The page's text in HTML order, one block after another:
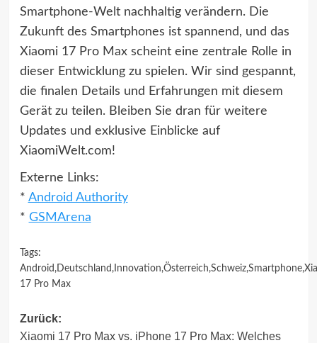
Smartphone-Welt nachhaltig verändern. Die
Zukunft des Smartphones ist spannend, und das
Xiaomi 17 Pro Max scheint eine zentrale Rolle in
dieser Entwicklung zu spielen. Wir sind gespannt,
die finalen Details und Erfahrungen mit diesem
Gerät zu teilen. Bleiben Sie dran für weitere
Updates und exklusive Einblicke auf
XiaomiWelt.com!
Externe Links:
* Android Authority
* GSMArena
Tags:
Android ,Deutschland ,Innovation,Österreich,Schweiz,Smartphone,
17 Pro Max
Beitragsnavigation
Zurück:
Xiaomi 17 Pro Max vs. iPhone 17 Pro Max: Welches